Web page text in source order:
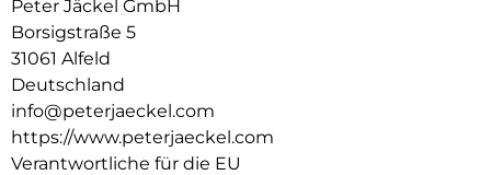
Peter Jäckel GmbH
Borsigstraße 5
31061 Alfeld
Deutschland
info@peterjaeckel.com
https://www.peterjaeckel.com
Verantwortliche für die EU